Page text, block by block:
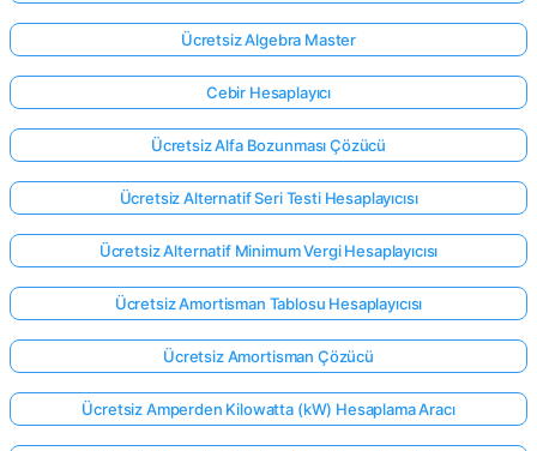
Ücretsiz Algebra Master
Cebir Hesaplayıcı
Ücretsiz Alfa Bozunması Çözücü
Ücretsiz Alternatif Seri Testi Hesaplayıcısı
Ücretsiz Alternatif Minimum Vergi Hesaplayıcısı
Ücretsiz Amortisman Tablosu Hesaplayıcısı
Ücretsiz Amortisman Çözücü
Ücretsiz Amperden Kilowatta (kW) Hesaplama Aracı